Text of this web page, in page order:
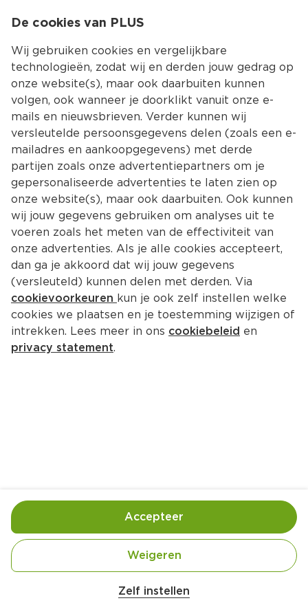
Kies jouw
Terug Producten
Dirt Devil Scrub brush round soft
grip
Er is geen productinformatie
Belangrijke veiligheidswaarschuwing
De cookies van PLUS
Wij gebruiken cookies en vergelijkbare
technologieën, zodat wij en derden jouw gedrag op
onze website(s), maar ook daarbuiten kunnen
volgen, ook wanneer je doorklikt vanuit onze e-
mails en nieuwsbrieven. Verder kunnen wij
versleutelde persoonsgegevens delen (zoals een e-
mailadres en aankoopgegevens) met derde
partijen zoals onze advertentiepartners om je
gepersonaliseerde advertenties te laten zien op
onze website(s), maar ook daarbuiten. Ook kunnen
wij jouw gegevens gebruiken om analyses uit te
voeren zoals het meten van de effectiviteit van
onze advertenties. Als je alle cookies accepteert,
dan ga je akkoord dat wij jouw gegevens
(versleuteld) kunnen delen met derden. Via
cookievoorkeuren kun je ook zelf instellen welke
cookies we plaatsen en je toestemming wijzigen of
intrekken. Lees meer in ons cookiebeleid en
privacy statement.
Zelf instellen
Weigeren
Accepteer